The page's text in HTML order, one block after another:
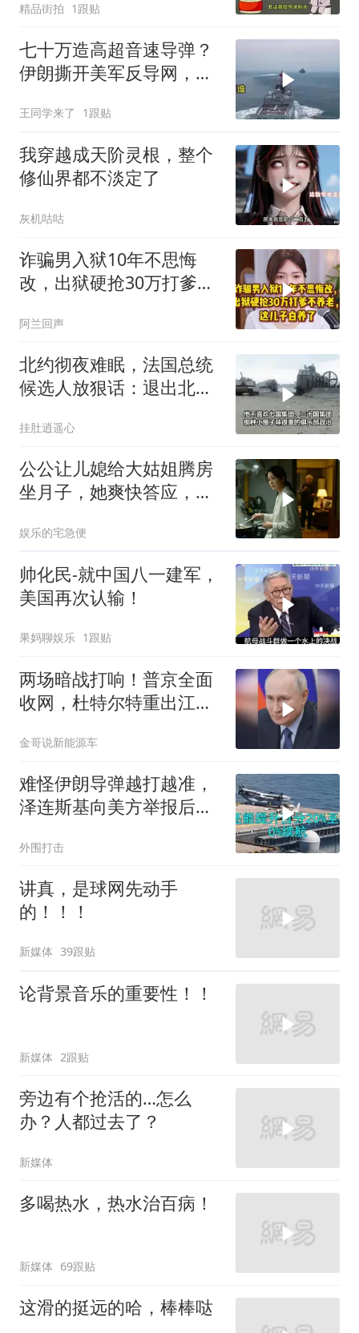
精品街拍 1跟贴
七十万造高超音速导弹？
伊朗撕开美军反导网，炸
王同学来了 1跟贴
我穿越成天阶灵根，整个
修仙界都不淡定了
灰机咕咕
诈骗男入狱10年不思悔
改，出狱硬抢30万打爹不
阿兰回声
北约彻夜难眠，法国总统
候选人放狠话：退出北
挂肚逍遥心
公公让儿媳给大姑姐腾房
坐月子，她爽快答应，出
娱乐的宅急便
帅化民-就中国八一建军，
美国再次认输！
果妈聊娱乐 1跟贴
两场暗战打响！普京全面
收网，杜特尔特重出江
点，哪个先崩？
金哥说新能源车
难怪伊朗导弹越打越准，
泽连斯基向美方举报后，
外围打击
讲真，是球网先动手
的！！！
新媒体 39跟贴
论背景音乐的重要性！！
新媒体 2跟贴
旁边有个抢活的…怎么
办？人都过去了？
新媒体
多喝热水，热水治百病！
新媒体 69跟贴
这滑的挺远的哈，棒棒哒